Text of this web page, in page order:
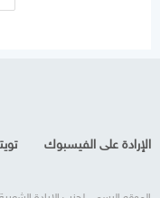
الإرادة على الفيسبوك